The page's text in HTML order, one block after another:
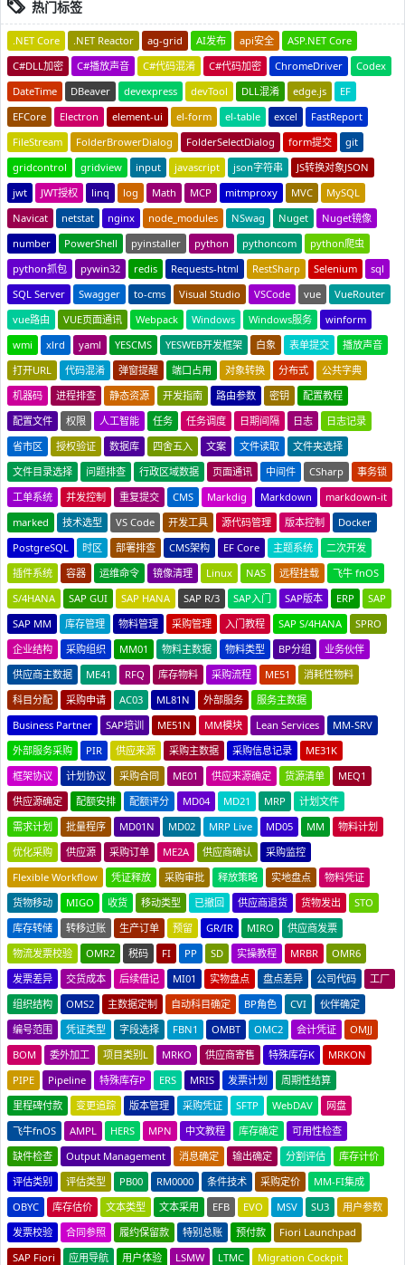
热门标签
.NET Core .NET Reactor ag-grid AI发布 api安全
ASP.NET Core
C#DLL加密
C#播放声音 C#代码混淆 C#代码加密 ChromeDriver
Codex
DateTime
DBeaver devexpress devTool DLL混淆 edge.js
EF
EFCore
Electron element-ui el-form el-table excel
FastReport
FileStream
FolderBrowerDialog FolderSelectDialog form提交
git
gridcontrol
gridview input javascript json字符串
JS转换对象JSON
jwt
JWT授权 linq log Math MCP mitmproxy MVC
MySQL
Navicat
netstat nginx node_modules NSwag Nuget
Nuget镜像
number
PowerShell pyinstaller python pythoncom
python爬虫
python抓包
pywin32 redis Requests-html RestSharp Selenium
sql
SQL Server
Swagger to-cms Visual Studio VSCode vue
VueRouter
vue路由
VUE页面通讯 Webpack Windows Windows服务
winform
wmi
xlrd yaml YESCMS YESWEB开发框架 白象 表单提交
播放声音
打开URL
代码混淆 弹窗提醒 端口占用 对象转换 分布式
公共字典
机器码
进程排查 静态资源 开发指南 路由参数 密钥
配置教程
配置文件
权限 人工智能 任务 任务调度 日期间隔 日志
日志记录
省市区
授权验证 数据库 四舍五入 文案 文件读取
文件夹选择
文件目录选择
问题排查 行政区域数据 页面通讯 中间件 CSharp
事务锁
工单系统
并发控制 重复提交 CMS Markdig Markdown
markdown-it
marked
技术选型 VS Code 开发工具 源代码管理 版本控制
Docker
PostgreSQL
时区 部署排查 CMS架构 EF Core 主题系统
二次开发
插件系统
容器 运维命令 镜像清理 Linux NAS 远程挂载
飞牛 fnOS
S/4HANA
SAP GUI SAP HANA SAP R/3 SAP入门 SAP版本 ERP
SAP
SAP MM
库存管理 物料管理 采购管理 入门教程 SAP S/4HANA
SPRO
企业结构
采购组织 MM01 物料主数据 物料类型 BP分组
业务伙伴
供应商主数据
ME41 RFQ 库存物料 采购流程 ME51
消耗性物料
科目分配
采购申请 AC03 ML81N 外部服务
服务主数据
Business Partner
SAP培训 ME51N MM模块 Lean Services
MM-SRV
外部服务采购
PIR 供应来源 采购主数据 采购信息记录
ME31K
框架协议
计划协议 采购合同 ME01 供应来源确定 货源清单
MEQ1
供应源确定
配额安排 配额评分 MD04 MD21 MRP
计划文件
需求计划
批量程序 MD01N MD02 MRP Live MD05 MM
物料计划
优化采购
供应源 采购订单 ME2A 供应商确认
采购监控
Flexible Workflow
凭证释放 采购审批 释放策略 实地盘点
物料凭证
货物移动
MIGO 收货 移动类型 已撤回 供应商退货 货物发出
STO
库存转储
转移过账 生产订单 预留 GR/IR MIRO
供应商发票
物流发票校验
OMR2 税码 FI PP SD 实操教程 MRBR
OMR6
发票差异
交货成本 后续借记 MI01 实物盘点 盘点差异 公司代码
工厂
组织结构
OMS2 主数据定制 自动科目确定 BP角色 CVI
伙伴确定
编号范围
凭证类型 字段选择 FBN1 OMBT OMC2 会计凭证
OMJJ
BOM
委外加工 项目类别L MRKO 供应商寄售 特殊库存K
MRKON
PIPE
Pipeline 特殊库存P ERS MRIS 发票计划
周期性结算
里程碑付款
变更追踪 版本管理 采购凭证 SFTP WebDAV
网盘
飞牛fnOS
AMPL HERS MPN 中文教程 库存确定
可用性检查
缺件检查
Output Management 消息确定 输出确定 分割评估
库存计价
评估类别
评估类型 PB00 RM0000 条件技术 采购定价
MM-FI集成
OBYC
库存估价 文本类型 文本采用 EFB EVO MSV SU3
用户参数
发票校验
合同参照 履约保留款 特别总账 预付款
Fiori Launchpad
SAP Fiori
应用导航 用户体验 LSMW LTMC
Migration Cockpit